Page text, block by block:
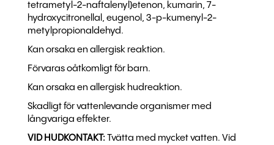
tetrametyl-2-naftalenyl)etenon, kumarin, 7-
hydroxycitronellal, eugenol, 3-p-kumenyl-2-
metylpropionaldehyd.
Kan orsaka en allergisk reaktion.
Förvaras oåtkomligt för barn.
Kan orsaka en allergisk hudreaktion.
Skadligt för vattenlevande organismer med
långvariga effekter.
VID HUDKONTAKT: Tvätta med mycket vatten. Vid